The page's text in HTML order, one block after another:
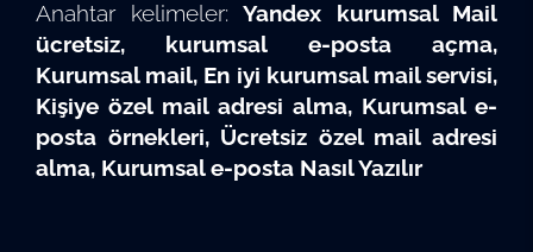
Anahtar kelimeler: Yandex kurumsal Mail
ücretsiz, kurumsal e-posta açma,
Kurumsal mail, En iyi kurumsal mail servisi,
Kişiye özel mail adresi alma, Kurumsal e-
posta örnekleri, Ücretsiz özel mail adresi
alma, Kurumsal e-posta Nasıl Yazılır